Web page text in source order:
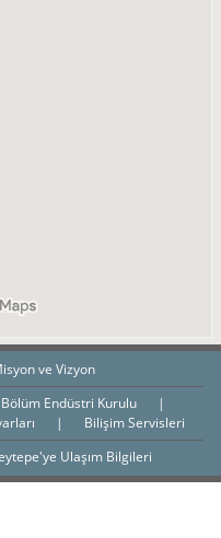
ve Vizyon
Bölüm Endüstri Kurulu
|
|
Bilişim Servisleri
Ulaşım Bilgileri